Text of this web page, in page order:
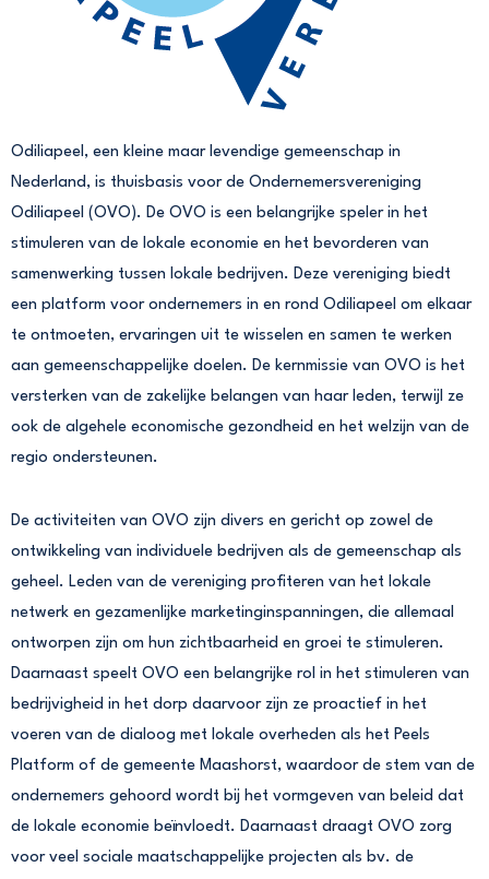
Odiliapeel, een kleine maar levendige gemeenschap in
Nederland, is thuisbasis voor de Ondernemersvereniging
Odiliapeel (OVO). De OVO is een belangrijke speler in het
stimuleren van de lokale economie en het bevorderen van
samenwerking tussen lokale bedrijven. Deze vereniging biedt
een platform voor ondernemers in en rond Odiliapeel om elkaar
te ontmoeten, ervaringen uit te wisselen en samen te werken
aan gemeenschappelijke doelen. De kernmissie van OVO is het
versterken van de zakelijke belangen van haar leden, terwijl ze
ook de algehele economische gezondheid en het welzijn van de
regio ondersteunen.
De activiteiten van OVO zijn divers en gericht op zowel de
ontwikkeling van individuele bedrijven als de gemeenschap als
geheel. Leden van de vereniging profiteren van het lokale
netwerk en gezamenlijke marketinginspanningen, die allemaal
ontworpen zijn om hun zichtbaarheid en groei te stimuleren.
Daarnaast speelt OVO een belangrijke rol in het stimuleren van
bedrijvigheid in het dorp daarvoor zijn ze proactief in het
voeren van de dialoog met lokale overheden als het Peels
Platform of de gemeente Maashorst, waardoor de stem van de
ondernemers gehoord wordt bij het vormgeven van beleid dat
de lokale economie beïnvloedt. Daarnaast draagt OVO zorg
voor veel sociale maatschappelijke projecten als bv. de